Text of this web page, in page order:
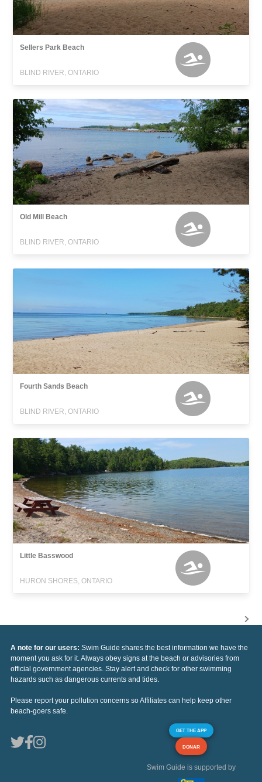
Sellers Park Beach
BLIND RIVER, ONTARIO
Old Mill Beach
BLIND RIVER, ONTARIO
Fourth Sands Beach
BLIND RIVER, ONTARIO
Little Basswood
HURON SHORES, ONTARIO
A note for our users: Swim Guide shares the best information we have the
moment you ask for it. Always obey signs at the beach or advisories from
official government agencies. Stay alert and check for other swimming
hazards such as dangerous currents and tides.
Please report your pollution concerns so Affiliates can help keep other
beach-goers safe.
GET THE APP
DONAR
Swim Guide is supported by